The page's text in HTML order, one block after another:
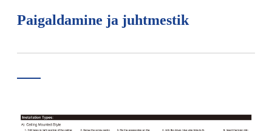
Paigaldamine ja juhtmestik